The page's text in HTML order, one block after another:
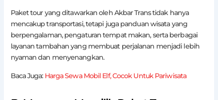
Paket tour yang ditawarkan oleh Akbar Trans tidak hanya
mencakup transportasi, tetapi juga panduan wisata yang
berpengalaman, pengaturan tempat makan, serta berbagai
layanan tambahan yang membuat perjalanan menjadi lebih
nyaman dan menyenangkan.
Baca Juga: Harga Sewa Mobil Elf, Cocok Untuk Pariwisata